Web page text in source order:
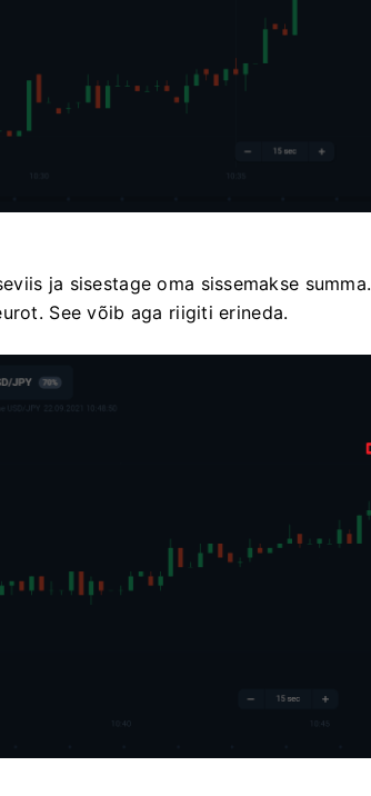
ja sisestage oma sissemakse
See võib aga riigiti erineda.